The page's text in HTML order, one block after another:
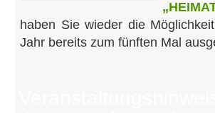
haben Sie wieder die
Jahr bereits zum fünften Mal